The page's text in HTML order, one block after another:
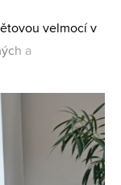
velmocí v
a
v